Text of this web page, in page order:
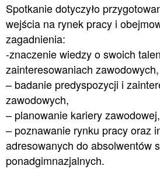
Spotkanie dotyczyło
wejścia na rynek pracy i
zagadnienia:
-znaczenie wiedzy o swoich
zainteresowaniach zawodowych,
– badanie predyspozycji i
zawodowych,
– planowanie kariery zawodowej,
– poznawanie rynku pracy oraz
adresowanych do absolwentów
ponadgimnazjalnych.